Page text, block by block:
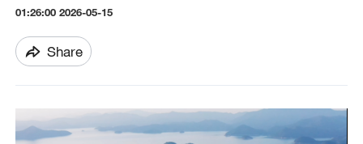
01:26:00 2026-05-15
Share